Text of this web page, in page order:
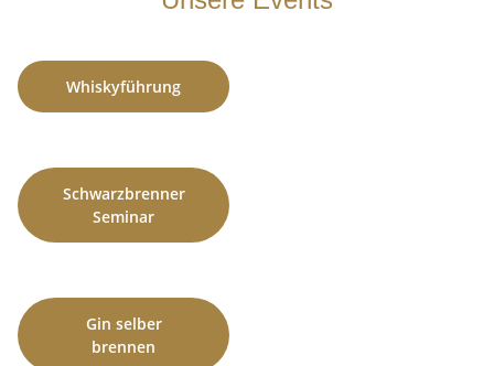
Whiskyführung
Schwarzbrenner
Seminar
Gin selber
brennen